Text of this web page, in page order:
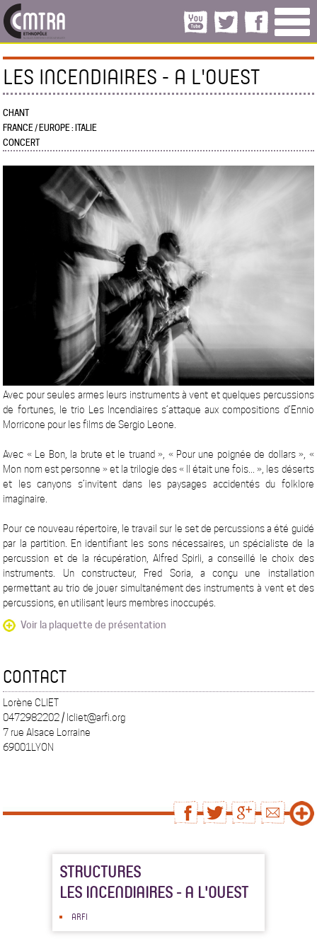
LES INCENDIAIRES - A L'OUEST
CHANT
FRANCE / EUROPE : ITALIE
CONCERT
Avec pour seules armes leurs instruments à vent et quelques percussions
de fortunes, le trio Les Incendiaires s’attaque aux compositions d’Ennio
Morricone pour les films de Sergio Leone.
Avec « Le Bon, la brute et le truand », « Pour une poignée de dollars », «
Mon nom est personne » et la trilogie des « Il était une fois... », les déserts
et les canyons s’invitent dans les paysages accidentés du folklore
imaginaire.
Pour ce nouveau répertoire, le travail sur le set de percussions a été guidé
par la partition. En identifiant les sons nécessaires, un spécialiste de la
percussion et de la récupération, Alfred Spirli, a conseillé le choix des
instruments. Un constructeur, Fred Soria, a conçu une installation
permettant au trio de jouer simultanément des instruments à vent et des
percussions, en utilisant leurs membres inoccupés.
Voir la plaquette de présentation
CONTACT
Lorène CLIET
0472982202 / lcliet@arfi.org
7 rue Alsace Lorraine
69001LYON
STRUCTURES
LES INCENDIAIRES - A L'OUEST
ARFI